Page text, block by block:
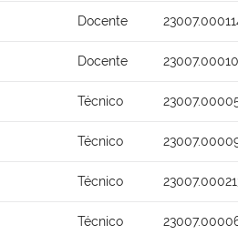
Docente
Docente
Técnico
Técnico
Técnico
Técnico